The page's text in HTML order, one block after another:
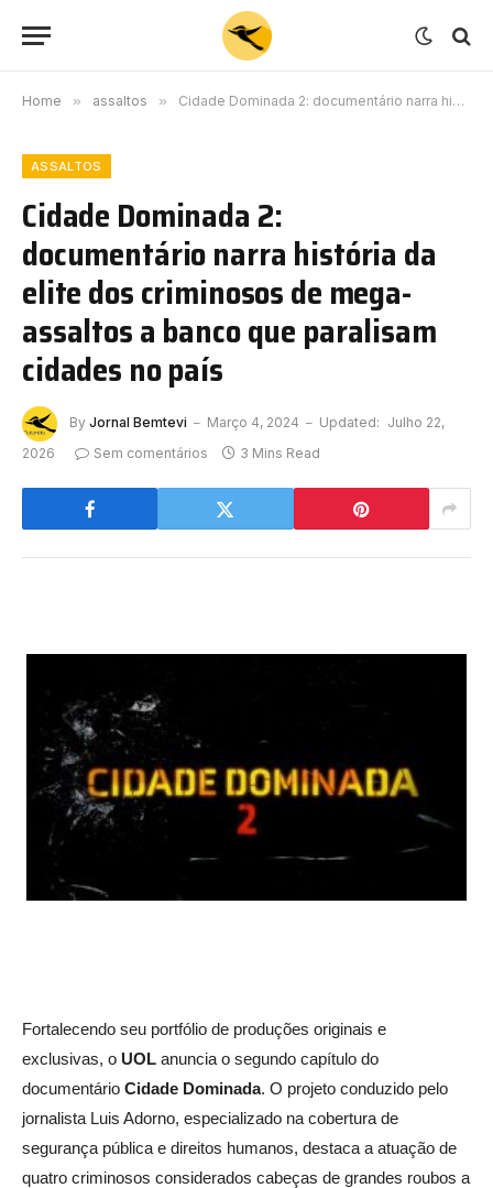
Home » assaltos » Cidade Dominada 2: documentário narra história da elite dos criminosos de mega-assaltos a banco que paralisam cidades no país
ASSALTOS
Cidade Dominada 2:
documentário narra história da
elite dos criminosos de mega-
assaltos a banco que paralisam
cidades no país
By Jornal Bemtevi Março 4, 2024 Updated: Julho 22,
2026
Sem comentários 3 Mins Read
Fortalecendo seu portfólio de produções originais e
exclusivas, o UOL anuncia o segundo capítulo do
documentário Cidade Dominada. O projeto conduzido pelo
jornalista Luis Adorno, especializado na cobertura de
segurança pública e direitos humanos, destaca a atuação de
quatro criminosos considerados cabeças de grandes roubos a